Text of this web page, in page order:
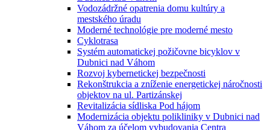
Vodozádržné opatrenia domu kultúry a
mestského úradu
Moderné technológie pre moderné mesto
Cyklotrasa
Systém automatickej požičovne bicyklov v
Dubnici nad Váhom
Rozvoj kybernetickej bezpečnosti
Rekonštrukcia a zníženie energetickej náročnosti
objektov na ul. Partizánskej
Revitalizácia sídliska Pod hájom
Modernizácia objektu polikliniky v Dubnici nad
Váhom za účelom vybudovania Centra